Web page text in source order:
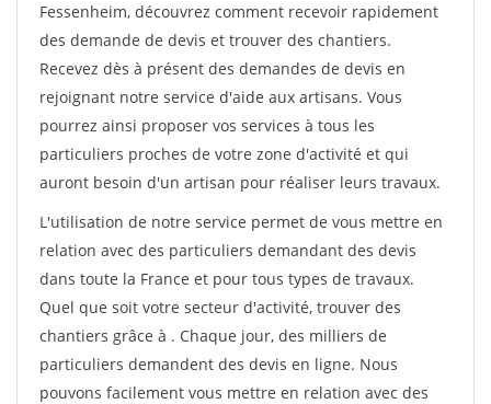
Fessenheim, découvrez comment recevoir rapidement
des demande de devis et trouver des chantiers.
Recevez dès à présent des demandes de devis en
rejoignant notre service d'aide aux artisans. Vous
pourrez ainsi proposer vos services à tous les
particuliers proches de votre zone d'activité et qui
auront besoin d'un artisan pour réaliser leurs travaux.
L'utilisation de notre service permet de vous mettre en
relation avec des particuliers demandant des devis
dans toute la France et pour tous types de travaux.
Quel que soit votre secteur d'activité, trouver des
chantiers grâce à . Chaque jour, des milliers de
particuliers demandent des devis en ligne. Nous
pouvons facilement vous mettre en relation avec des